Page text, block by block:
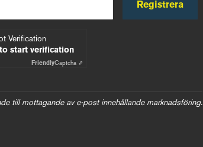
Registrera
Verification
start verification
FriendlyCaptcha ⇗
till mottagande av e-post innehållande marknadsföring.